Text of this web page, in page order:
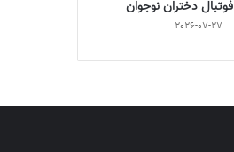
فوتبال دختران نوجوان
2026-07-27